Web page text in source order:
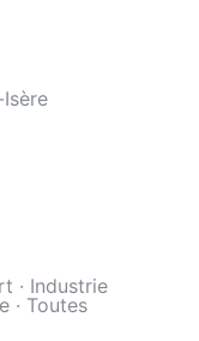
· Industrie
· Toutes